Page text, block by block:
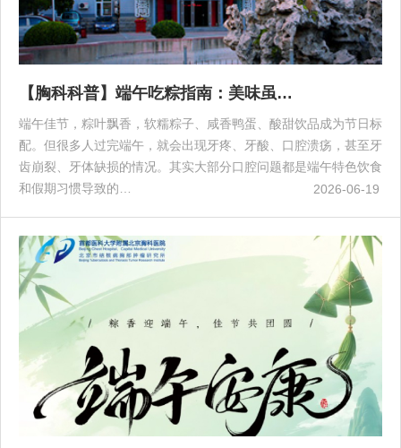
2026-06-19
【胸科科普】端午吃粽指南：美味虽…
端午佳节，粽叶飘香，软糯粽子、咸香鸭蛋、酸甜饮品成为节日标
配。但很多人过完端午，就会出现牙疼、牙酸、口腔溃疡，甚至牙
齿崩裂、牙体缺损的情况。其实大部分口腔问题都是端午特色饮食
和假期习惯导致的…